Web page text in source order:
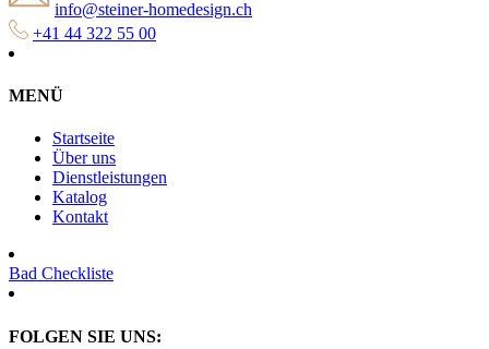
info@steiner-homedesign.ch
+41 44 322 55 00
MENÜ
Startseite
Über uns
Dienstleistungen
Katalog
Kontakt
Bad Checkliste
FOLGEN SIE UNS: